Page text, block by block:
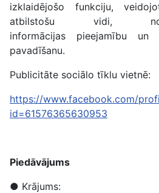
izklaidējošo funkciju,
atbilstošu vidi,
informācijas pieejamību
pavadīšanu.
Publicitāte sociālo tīklu vietnē:
https://www.facebook.com/
id=61576365630953
Piedāvājums
● Krājums: